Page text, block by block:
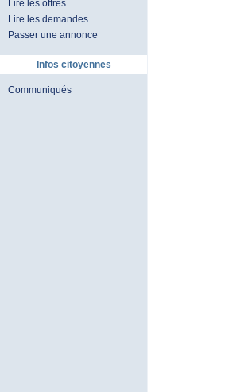
Lire les offres
Lire les demandes
Passer une annonce
Infos citoyennes
Communiqués